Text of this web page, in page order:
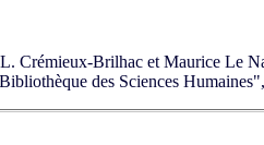
Crémieux-Brilhac et Maurice Le
des Sciences